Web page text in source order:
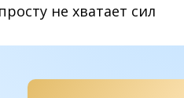
не хватает сил